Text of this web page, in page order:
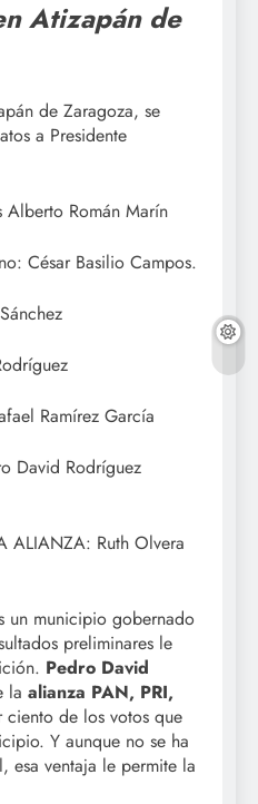
Atizapán de
de Zaragoza, se
a Presidente
Alberto Román Marín
César Basilio Campos.
Ramírez García
David Rodríguez
ALIANZA: Ruth Olvera
un municipio gobernado
preliminares le
Pedro David
la alianza PAN, PRI,
de los votos que
Y aunque no se ha
esa ventaja le permite la